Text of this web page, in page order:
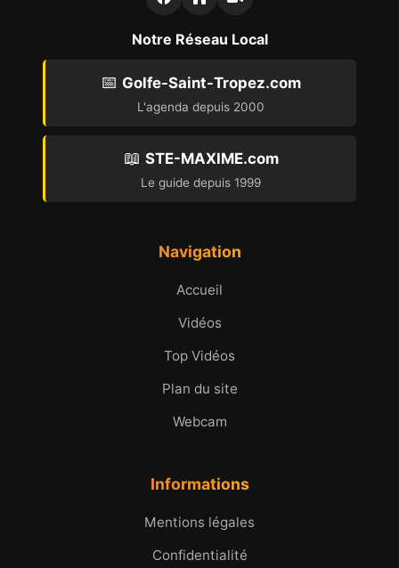
Notre Réseau Local
📅 Golfe-Saint-Tropez.com
L'agenda depuis 2000
📖 STE-MAXIME.com
Le guide depuis 1999
Navigation
Accueil
Vidéos
Top Vidéos
Plan du site
Webcam
Informations
Mentions légales
Confidentialité